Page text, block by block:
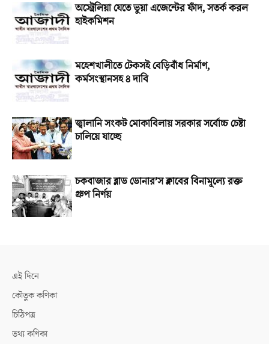
অস্ট্রেলিয়া যেতে ভুয়া এজেন্টের ফাঁদ, সতর্ক করল
হাইকমিশন
মহেশখালীতে টেকসই বেড়িবাঁধ নির্মাণ,
কর্মসংস্থানসহ ৪ দাবি
জ্বালানি সংকট মোকাবিলায় সরকার সর্বোচ্চ চেষ্টা
চালিয়ে যাচ্ছে
চকবাজার ব্লাড ডোনার’স ক্লাবের বিনামূল্যে রক্ত
গ্রুপ নির্ণয়
এই দিনে
কৌতুক কণিকা
চিঠিপত্র
তথ্য কণিকা